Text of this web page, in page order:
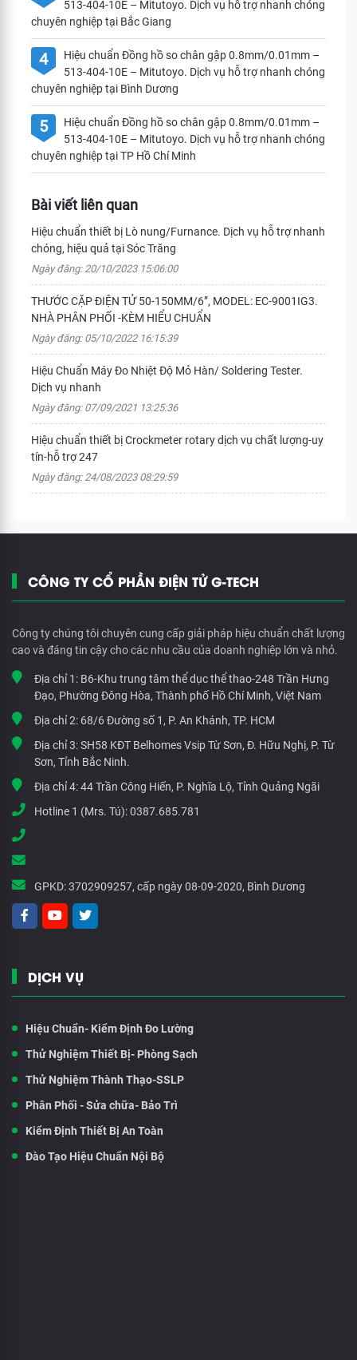
513-404-10E – Mitutoyo. Dịch vụ hỗ trợ nhanh chóng
chuyên nghiệp tại Bắc Giang
4
Hiệu chuẩn Đồng hồ so chân gập 0.8mm/0.01mm –
513-404-10E – Mitutoyo. Dịch vụ hỗ trợ nhanh chóng
chuyên nghiệp tại Bình Dương
5
Hiệu chuẩn Đồng hồ so chân gập 0.8mm/0.01mm –
513-404-10E – Mitutoyo. Dịch vụ hỗ trợ nhanh chóng
chuyên nghiệp tại TP Hồ Chí Minh
Bài viết liên quan
Hiệu chuẩn thiết bị Lò nung/Furnance. Dịch vụ hỗ trợ nhanh
chóng, hiệu quả tại Sóc Trăng
Ngày đăng: 20/10/2023 15:06:00
THƯỚC CẶP ĐIỆN TỬ 50-150MM/6”, MODEL: EC-9001IG3.
NHÀ PHÂN PHỐI -KÈM HIỂU CHUẨN
Ngày đăng: 05/10/2022 16:15:39
Hiệu Chuẩn Máy Đo Nhiệt Độ Mỏ Hàn/ Soldering Tester.
Dịch vụ nhanh
Ngày đăng: 07/09/2021 13:25:36
Hiệu chuẩn thiết bị Crockmeter rotary dịch vụ chất lượng-uy
tín-hỗ trợ 247
Ngày đăng: 24/08/2023 08:29:59
CÔNG TY CỔ PHẦN ĐIỆN TỬ G-TECH
Công ty chúng tôi chuyên cung cấp giải pháp hiệu chuẩn chất lượng
cao và đáng tin cậy cho các nhu cầu của doanh nghiệp lớn và nhỏ.
Địa chỉ 1: B6-Khu trung tâm thể dục thể thao-248 Trần Hưng
Đạo, Phường Đông Hòa, Thành phố Hồ Chí Minh, Việt Nam
Địa chỉ 2: 68/6 Đường số 1, P. An Khánh, TP. HCM
Địa chỉ 3:SH58 KĐT Belhomes Vsip Từ Sơn, Đ. Hữu Nghị, P. Từ
Sơn, Tỉnh Bắc Ninh.
Địa chỉ 4:44 Trần Công Hiến, P. Nghĩa Lộ, Tỉnh Quảng Ngãi
Hotline 1 (Mrs. Tú):0387.685.781
GPKD:3702909257, cấp ngày 08-09-2020, Bình Dương
DỊCH VỤ
Hiệu Chuẩn- Kiểm Định Đo Lường
Thử Nghiệm Thiết Bị- Phòng Sạch
Thử Nghiệm Thành Thạo-SSLP
Phân Phối - Sửa chữa- Bảo Trì
Kiểm Định Thiết Bị An Toàn
Đào Tạo Hiệu Chuẩn Nội Bộ